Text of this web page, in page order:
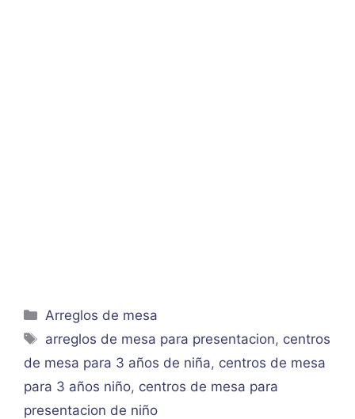
Categorías
Arreglos de mesa
Etiquetas
arreglos de mesa para presentacion, centros
de mesa para 3 años de niña, centros de mesa
para 3 años niño, centros de mesa para
presentacion de niño